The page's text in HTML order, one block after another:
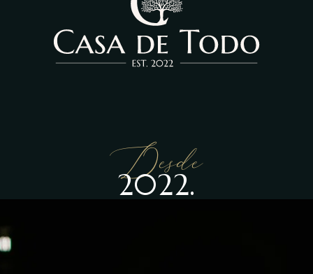
Desde
2022.